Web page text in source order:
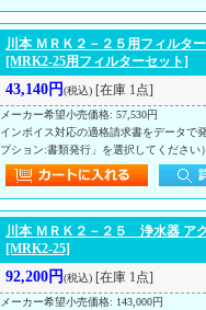
川本 ＭＲＫ２－２５用フィル
[MRK2-25用フィルターセット]
43,140円(税込) [在庫 1点]
メーカー希望小売価格: 57,530円
インボイス対応の適格請求書をデータ
プション:書類発行」を選択してくださ
川本 ＭＲＫ２－２５ 浄水器 ア
[MRK2-25]
92,200円(税込) [在庫 1点]
メーカー希望小売価格: 143,000円